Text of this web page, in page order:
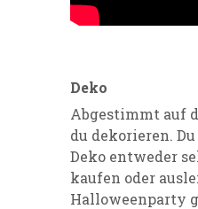
Deko
Abgestimmt auf
du dekorieren.
Deko entweder
kaufen oder
Halloweenparty